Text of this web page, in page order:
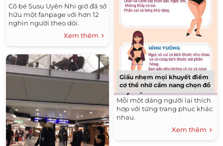
Cô bé Susu Uyên Nhi giờ đã sở
hữu một fanpage với hơn 12
nghìn người theo dõi.
Xem thêm
Giấu nhẹm mọi khuyết điểm
cơ thể nhờ cẩm nang chọn đồ
Mỗi một dáng người lại thích
hợp với từng trang phục khác
nhau.
Xem thêm